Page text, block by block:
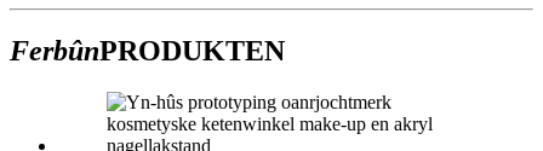
FerbûnPRODUKTEN